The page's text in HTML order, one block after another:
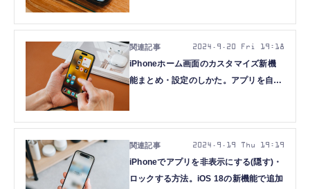
iPhoneホーム画面のカスタマイズ新機
能まとめ・設定のしかた。アプリを自由
2024.9.20 Fri 19:18
iPhoneでアプリを非表示にする(隠す)・
ロックする方法。iOS 18の新機能で追加
2024.9.19 Thu 19:19